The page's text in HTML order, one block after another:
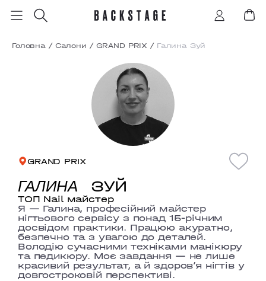
Головна / Салони / GRAND PRIX / Галина Зуй
GRAND PRIX
ГАЛИНА ЗУЙ
ТОП Nail майстер
Я — Галина, професійний майстер
нігтьового сервісу з понад 15-річним
досвідом практики. Працюю акуратно,
безпечно та з увагою до деталей.
Володію сучасними техніками манікюру
та педикюру. Моє завдання — не лише
красивий результат, а й здоров’я нігтів у
довгостроковій перспективі.